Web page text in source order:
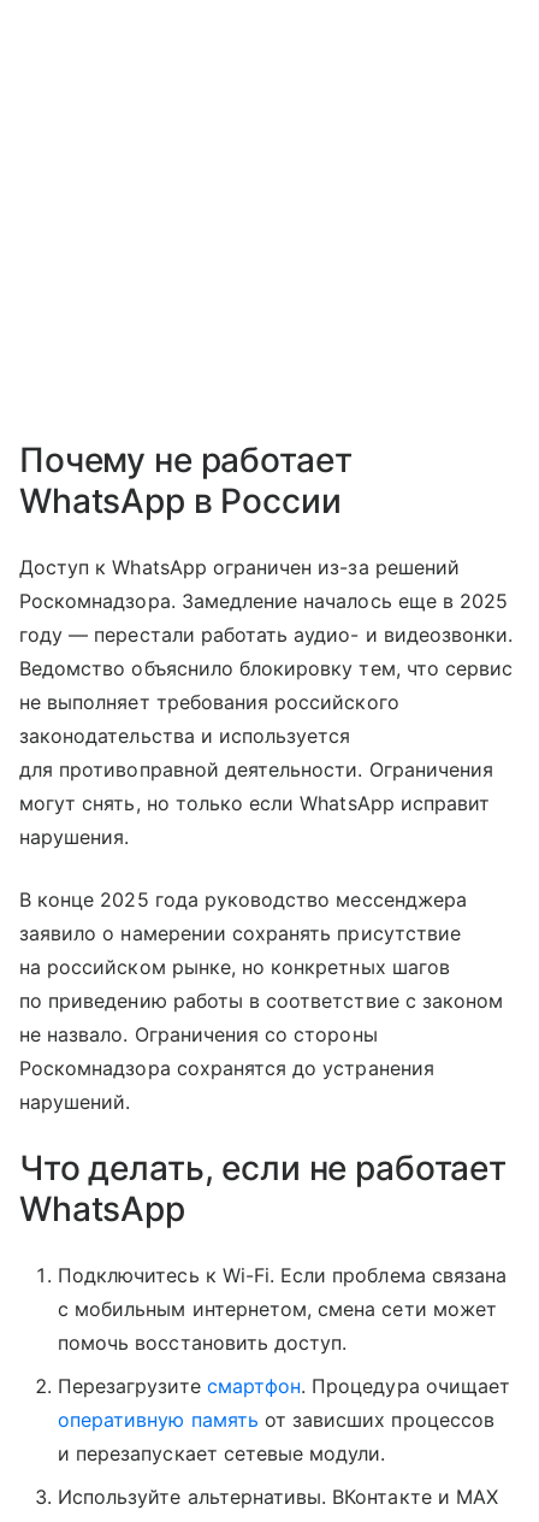
Почему не работает
WhatsApp в России
Доступ к WhatsApp ограничен из-за решений
Роскомнадзора. Замедление началось еще в 2025
году — перестали работать аудио- и видеозвонки.
Ведомство объяснило блокировку тем, что сервис
не выполняет требования российского
законодательства и используется
для противоправной деятельности. Ограничения
могут снять, но только если WhatsApp исправит
нарушения.
В конце 2025 года руководство мессенджера
заявило о намерении сохранять присутствие
на российском рынке, но конкретных шагов
по приведению работы в соответствие с законом
не назвало. Ограничения со стороны
Роскомнадзора сохранятся до устранения
нарушений.
Что делать, если не работает
WhatsApp
Подключитесь к Wi-Fi. Если проблема связана
с мобильным интернетом, смена сети может
помочь восстановить доступ.
Перезагрузите смартфон. Процедура очищает
оперативную память от зависших процессов
и перезапускает сетевые модули.
Используйте альтернативы. ВКонтакте и MAX